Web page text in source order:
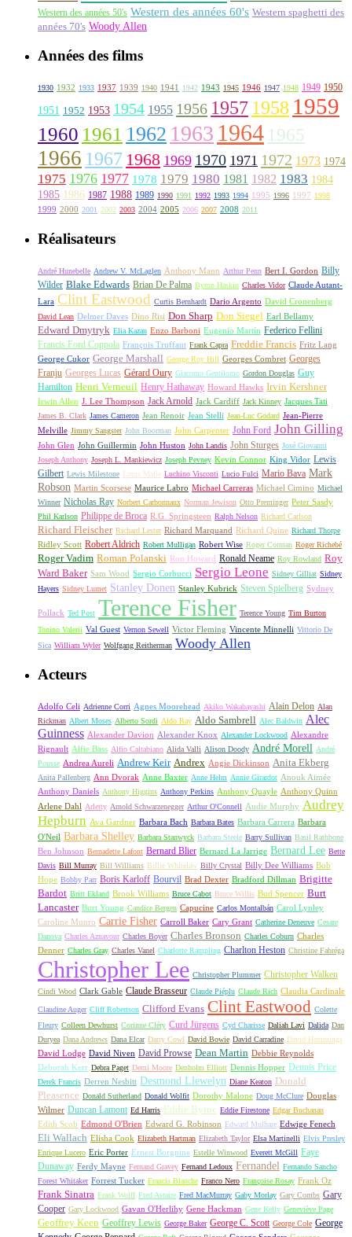
Western des années 50's Western des années 60's Western spaghetti des
années 70's Woody Allen
Années des films
1930 1932 1933 1937 1939 1940 1941 1942 1943 1945 1946 1947 1948 1949 1950
1951 1952 1953 1954 1955 1956 1957 1958 1959
1960 1961 1962 1963 1964 1965
1966 1967 1968 1969 1970 1971 1972 1973 1974
1975 1976 1977 1978 1979 1980 1981 1982 1983 1984
1985 1986 1987 1988 1989 1990 1991 1992 1993 1994 1995 1996 1997 1998
1999 2000 2001 2002 2003 2004 2005 2006 2007 2008 2011
Réalisateurs
André Hunebelle Andrew V. McLaglen Anthony Mann Arthur Penn Bert I. Gordon Billy
Wilder Blake Edwards Brian De Palma Byron Haskin Charles Vidor Claude Autant-
Lara Clint Eastwood Curtis Bernhardt Dario Argento David Cronenberg
David Lean Delmer Daves Dino Risi Don Sharp Don Siegel Earl Bellamy
Edward Dmytryk Elia Kazan Enzo Barboni Eugenio Martín Federico Fellini
Francis Ford Coppola François Truffaut Frank Capra Freddie Francis Fritz Lang
George Cukor George Marshall George Roy Hill Georges Combret Georges
Franju Georges Lucas Gérard Oury Giacomo Gentilomo Gordon Douglas Guy
Hamilton Henri Verneuil Henry Hathaway Howard Hawks Irvin Kershner
Irwin Allen J. Lee Thompson Jack Arnold Jack Cardiff Jack Kinney Jacques Tati
James B. Clark James Cameron Jean Renoir Jean Stelli Jean-Luc Godard Jean-Pierre
Melville Jimmy Sangster John Boorman John Carpenter John Ford John Gilling
John Glen John Guillermin John Huston John Landis John Sturges José Giovanni
Joseph Anthony Joseph L. Mankiewicz Joseph Pevney Kevin Connor King Vidor Lewis
Gilbert Lewis Milestone Louis Malle Luchino Visconti Lucio Fulci Mario Bava Mark
Robson Martin Scorsese Maurice Labro Michael Carreras Michael Cimino Michael
Winner Nicholas Ray Norbert Carbonnaux Norman Jewison Otto Preminger Peter Sasdy
Phil Karlson Philippe de Broca R.G. Springsteen Ralph Nelson Richard Carlson
Richard Fleischer Richard Lester Richard Marquand Richard Quine Richard Thorpe
Ridley Scott Robert Aldrich Robert Mulligan Robert Wise Roger Corman Roger Richebé
Roger Vadim Roman Polanski Ron Howard Ronald Neame Roy Rowland Roy
Ward Baker Sam Wood Sergio Corbucci Sergio Leone Sidney Gilliat Sidney
Hayers Sidney Lumet Stanley Donen Stanley Kubrick Steven Spielberg Sydney
Pollack Ted Post Terence Fisher Terence Young Tim Burton
Tonino Valerii Val Guest Vernon Sewell Victor Fleming Vincente Minnelli Vittorio De
Sica William Wyler Wolfgang Reitherman Woody Allen
Acteurs
Adolfo Celi Adrienne Corri Agnes Moorehead Akiko Wakabayashi Alain Delon Alan
Rickman Albert Moses Alberto Sordi Aldo Ray Aldo Sambrell Alec Baldwin Alec
Guinness Alexander Davion Alexander Knox Alexander Lockwood Alexandre
Rignault Alfie Bass Alfio Caltabiano Alida Valli Alison Doody André Morell André
Pousse Andrea Aureli Andrew Keir Andrex Angie Dickinson Anita Ekberg
Anita Pallenberg Ann Dvorak Anne Baxter Anne Helm Annie Girardot Anouk Aimée
Anthony Daniels Anthony Higgins Anthony Perkins Anthony Quayle Anthony Quinn
Arlene Dahl Arletty Arnold Schwarzenegger Arthur O'Connell Audie Murphy Audrey
Hepburn Ava Gardner Barbara Bach Barbara Bates Barbara Carrera Barbara
O'Neil Barbara Shelley Barbara Stanwyck Barbara Steele Barry Sullivan Basil Rathbone
Ben Johnson Bernadette Lafont Bernard Blier Bernard La Jarrige Bernard Lee Bette
Davis Bill Murray Bill Williams Billie Whitelaw Billy Crystal Billy Dee Williams Bob
Hope Bobby Parr Boris Karloff Bourvil Brad Dexter Bradford Dillman Brigitte
Bardot Britt Ekland Brook Williams Bruce Cabot Bruce Willis Bud Spencer Burt
Lancaster Burt Young Candice Bergen Capucine Carlos Montalbán Carol Lynley
Caroline Munro Carrie Fisher Carroll Baker Cary Grant Catherine Deneuve Cesare
Danova Charles Aznavour Charles Boyer Charles Bronson Charles Coburn Charles
Denner Charles Gray Charles Vanel Charlotte Rampling Charlton Heston Christine Fabréga
Christopher Lee Christopher Plummer Christopher Walken
Cindi Wood Clark Gable Claude Brasseur Claude Piéplu Claude Rich Claudia Cardinale
Claudine Auger Cliff Robertson Clifford Evans Clint Eastwood Colette
Fleury Colleen Dewhurst Corinne Cléry Curd Jürgens Cyd Charisse Daliah Lavi Dalida Dan
Duryea Dana Andrews Dana Elcar Darry Cowl David Bowie David Carradine David Hemmings
David Lodge David Niven David Prowse Dean Martin Debbie Reynolds
Deborah Kerr Debra Paget Demi Moore Denholm Elliott Dennis Hopper Dennis Price
Derek Francis Derren Nesbitt Desmond Llewelyn Diane Keaton Donald
Pleasence Donald Sutherland Donald Wolfit Dorothy Malone Doug McClure Douglas
Wilmer Duncan Lamont Ed Harris Eddie Byrne Eddie Firestone Edgar Buchanan
Edith Scob Edmond O'Brien Edward G. Robinson Edward Mulhare Edwige Fenech
Eli Wallach Elisha Cook Elizabeth Hartman Elizabeth Taylor Elsa Martinelli Elvis Presley
Enrique Lucero Eric Porter Ernest Borgnine Estelle Winwood Everett McGill Faye
Dunaway Ferdy Mayne Fernand Gravey Fernand Ledoux Fernandel Fernando Sancho
Forest Whitaker Forrest Tucker Francis Blanche Franco Nero Françoise Rosay Frank Oz
Frank Sinatra Frank Wolff Fred Astaire Fred MacMurray Gaby Morlay Gary Combs Gary
Cooper Gary Lockwood Gavan O'Herlihy Gene Hackman Gene Kelly Geneviève Page
Geoffrey Keen Geoffrey Lewis George Baker George C. Scott George Cole George